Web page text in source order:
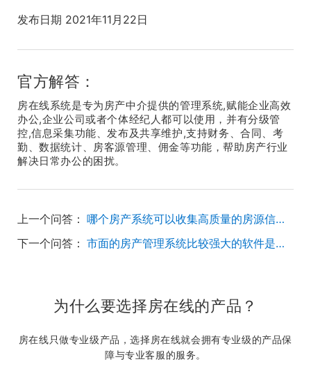
发布日期 2021年11月22日
官方解答：
房在线系统是专为房产中介提供的管理系统,赋能企业高效
办公,企业公司或者个体经纪人都可以使用，并有分级管
控,信息采集功能、发布及共享维护,支持财务、合同、考
勤、数据统计、房客源管理、佣金等功能，帮助房产行业
解决日常办公的困扰。
上一个问答：
哪个房产系统可以收集高质量的房源信息？
下一个问答：
市面的房产管理系统比较强大的软件是哪一款？
为什么要选择房在线的产品？
房在线只做专业级产品，选择房在线就会拥有专业级的产品保
障与专业客服的服务。